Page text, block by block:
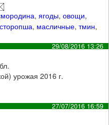
,ягоды,овощи,
, масличные,тмин,
29/08/2016 13:26
урожая 2016 г.
27/07/2016 16:59